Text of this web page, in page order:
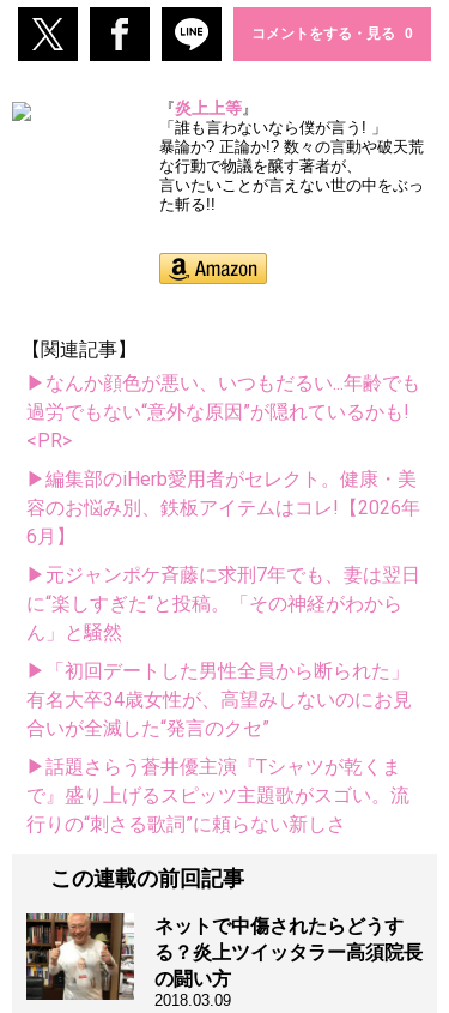
コメントをする・見る
『炎上上等』
「誰も言わないなら僕が言う! 」
暴論か? 正論か!? 数々の言動や破天荒
な行動で物議を醸す著者が、
言いたいことが言えない世の中をぶっ
た斬る!!
【関連記事】
▶なんか顔色が悪い、いつもだるい...年齢でも
過労でもない“意外な原因”が隠れているかも!
<PR>
▶編集部のiHerb愛用者がセレクト。健康・美
容のお悩み別、鉄板アイテムはコレ!【2026年
6月】
▶元ジャンポケ斉藤に求刑7年でも、妻は翌日
に“楽しすぎた“と投稿。「その神経がわから
ん」と騒然
▶「初回デートした男性全員から断られた」
有名大卒34歳女性が、高望みしないのにお見
合いが全滅した“発言のクセ”
▶話題さらう蒼井優主演『Tシャツが乾くま
で』盛り上げるスピッツ主題歌がスゴい。流
行りの“刺さる歌詞”に頼らない新しさ
この連載の前回記事
ネットで中傷されたらどうす
る？炎上ツイッタラー高須院長
の闘い方
2018.03.09